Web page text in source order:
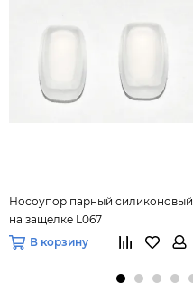
Носоупор парный силиконовый
на защелке L067
прямоугольный (11мм), 10 пар
В корзину